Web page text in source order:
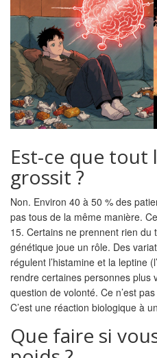
Est-ce que tout
grossit ?
Non. Environ 40 à 50 % des
pas tous de la même manière.
15. Certains ne prennent rien du
génétique joue un rôle. Des
régulent l’histamine et la leptine
rendre certaines personnes plus
question de volonté. Ce n’est
C’est une réaction biologique à
Que faire si